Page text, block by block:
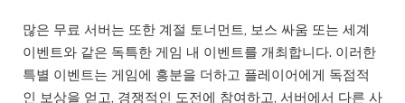
많은 무료 서버는 또한 계절 토너먼트, 보스 싸움 또는 세계
이벤트와 같은 독특한 게임 내 이벤트를 개최합니다. 이러한
특별 이벤트는 게임에 흥분을 더하고 플레이어에게 독점적
인 보상을 얻고, 경쟁적인 도전에 참여하고, 서버에서 다른 사